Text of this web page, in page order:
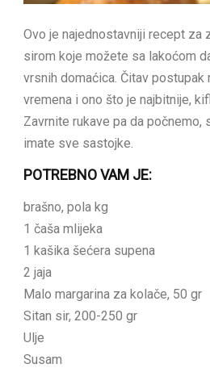
Ovo je najednostavniji recept za
sirom koje možete sa lakoćom
vrsnih domaćica. Čitav postupak
vremena i ono što je najbitnije,
Zavrnite rukave pa da počnemo,
imate sve sastojke.
POTREBNO VAM JE:
brašno, pola kg
1 čaša mlijeka
1 kašika šećera supena
2 jaja
Malo margarina za kolače, 50 gr
Sitan sir, 200-250 gr
Ulje
Susam